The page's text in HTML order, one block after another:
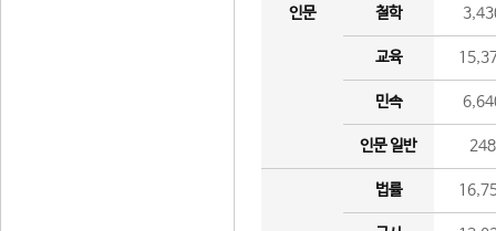
인문 철학
교육
민속
인문 일반 248
법률